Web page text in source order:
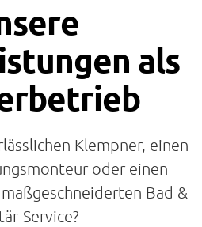
als
Klempner, einen
oder einen
Bad &
Service?